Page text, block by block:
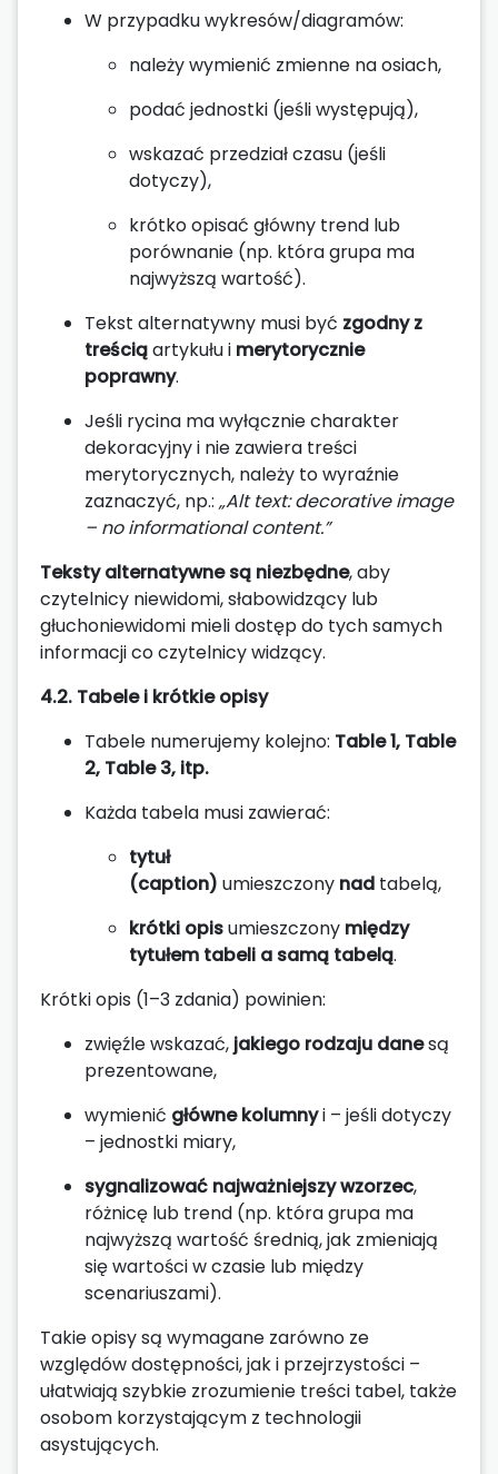
W przypadku wykresów/diagramów:
należy wymienić zmienne na osiach,
podać jednostki (jeśli występują),
wskazać przedział czasu (jeśli
dotyczy),
krótko opisać główny trend lub
porównanie (np. która grupa ma
najwyższą wartość).
Tekst alternatywny musi być zgodny z
treściąartykułu i merytorycznie
poprawny.
Jeśli rycina ma wyłącznie charakter
dekoracyjny i nie zawiera treści
merytorycznych, należy to wyraźnie
zaznaczyć, np.: „Alt text: decorative image
– no informational content.”
Teksty alternatywne są niezbędne, aby
czytelnicy niewidomi, słabowidzący lub
głuchoniewidomi mieli dostęp do tych samych
informacji co czytelnicy widzący.
4.2. Tabele i krótkie opisy
Tabele numerujemy kolejno: Table 1, Table
2, Table 3, itp.
Każda tabela musi zawierać:
tytuł
(caption) umieszczony nad tabelą,
krótki opisumieszczony między
tytułem tabeli a samą tabelą.
Krótki opis (1–3 zdania) powinien:
zwięźle wskazać, jakiego rodzaju danesą
prezentowane,
wymienić główne kolumnyi – jeśli dotyczy
– jednostki miary,
sygnalizować najważniejszy wzorzec,
różnicę lub trend (np. która grupa ma
najwyższą wartość średnią, jak zmieniają
się wartości w czasie lub między
scenariuszami).
Takie opisy są wymagane zarówno ze
względów dostępności, jak i przejrzystości –
ułatwiają szybkie zrozumienie treści tabel, także
osobom korzystającym z technologii
asystujących.